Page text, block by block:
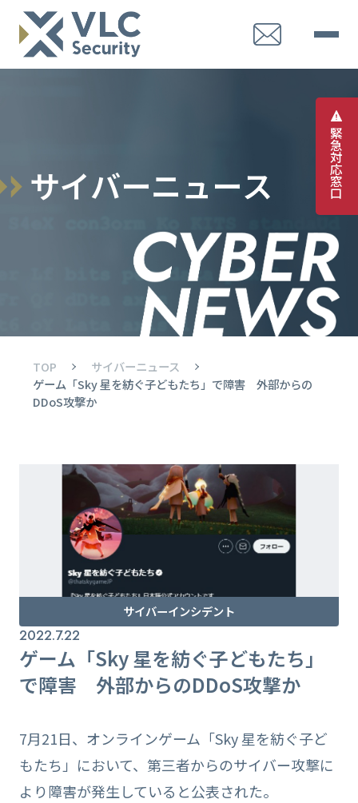
緊
急
対
応
窓
口
サイバーニュース
TOP
サイバーニュース
ゲーム「Sky 星を紡ぐ子どもたち」で障害 外部からの
DDoS攻撃か
サイバーインシデント
2022.7.22
ゲーム「Sky 星を紡ぐ子どもたち」
で障害 外部からのDDoS攻撃か
7月21日、オンラインゲーム「Sky 星を紡ぐ子ど
もたち」において、第三者からのサイバー攻撃に
より障害が発生していると公表された。